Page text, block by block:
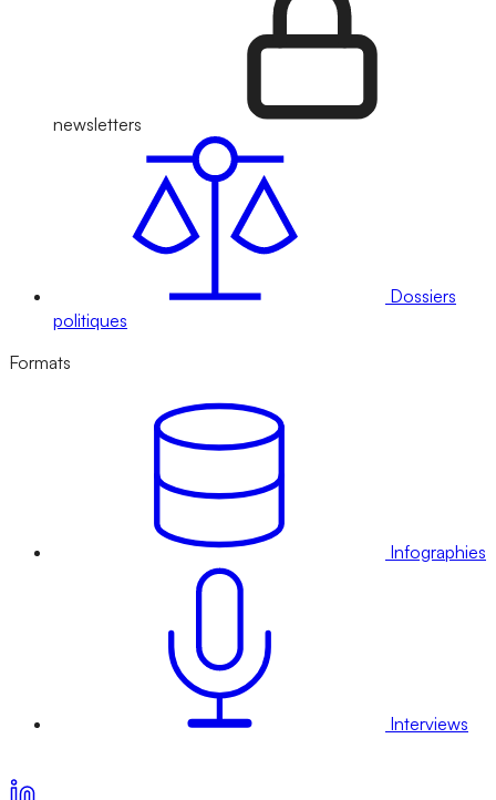
newsletters
Dossiers
politiques
Formats
Infographies
Interviews